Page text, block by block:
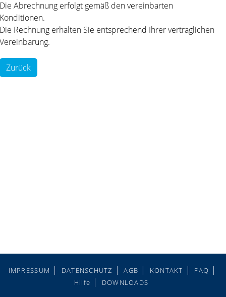
Die Abrechnung erfolgt gemäß den vereinbarten
Konditionen.
Die Rechnung erhalten Sie entsprechend Ihrer vertraglichen
Vereinbarung.
Zurück
IMPRESSUM DATENSCHUTZ AGB KONTAKT
FAQ
Hilfe
DOWNLOADS